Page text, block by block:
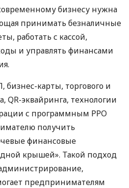
бизнесу нужна
принимать безналичные
работать с кассой,
и управлять финансами
бизнес-карты, торгового и
QR-эквайринга, технологии
с программным РРО
получить
финансовые
крышей». Такой подход
предпринимателям